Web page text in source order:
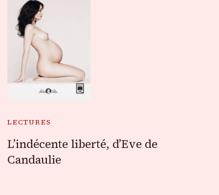
LECTURES
L’indécente liberté, d’Eve de
Candaulie